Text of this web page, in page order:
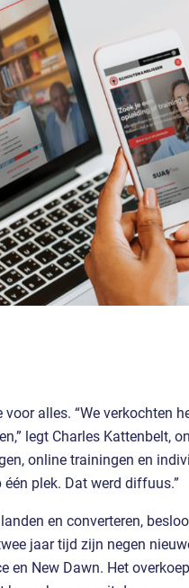
alles. “We verkochten
legt Charles Kattenbelt,
online trainingen en
plek. Dat werd diffuus.”
en converteren,
jaar tijd zijn negen
en New Dawn. Het